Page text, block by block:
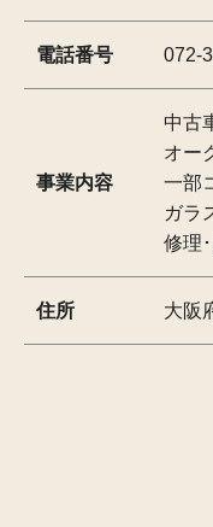
電話番号 072-
事業内容
中古
オー
一部
ガラ
修理
住所 大阪